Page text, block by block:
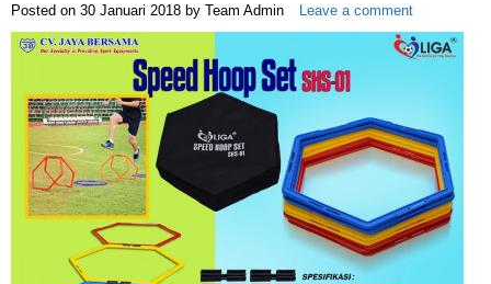
Posted on 30 Januari 2018 by Team Admin Leave a comment